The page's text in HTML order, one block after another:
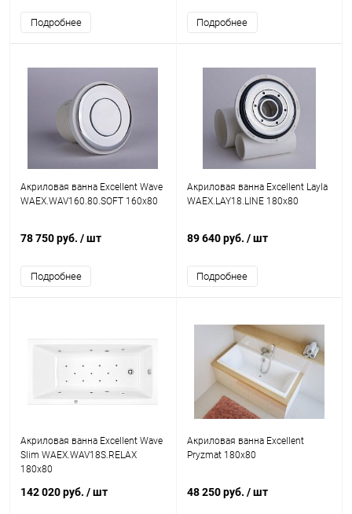
Подробнее Подробнее
Акриловая ванна Excellent Wave
WAEX.WAV160.80.SOFT 160x80
78 750 руб. / шт
Подробнее
Акриловая ванна Excellent Layla
WAEX.LAY18.LINE 180x80
89 640 руб. / шт
Подробнее
Акриловая ванна Excellent Wave
Slim WAEX.WAV18S.RELAX
180x80
142 020 руб. / шт
Акриловая ванна Excellent
Pryzmat 180x80
48 250 руб. / шт